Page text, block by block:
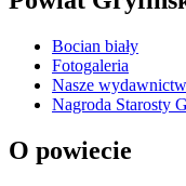
Bocian biały
Fotogaleria
Nasze
Nagroda Starosty
O powiecie